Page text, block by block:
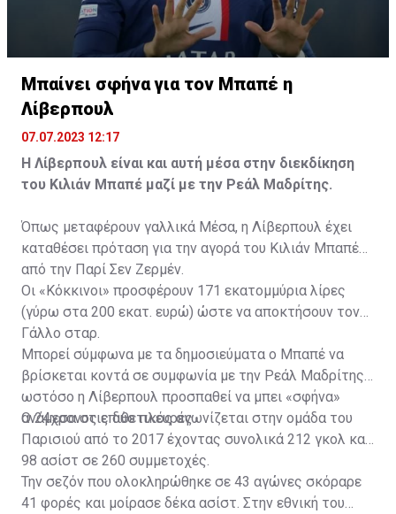
Τα προηγούμενα τρία χρόνια, ο 22χρονος
Ουρουγουανός χαφ αγωνιζόταν στην Σπόρτινγκ
Λισαβόνας με την οποία κατέγραψε 85 συμμετοχές με
ένα γκολ και τρεις ασίστ.
Μπαίνει σφήνα για τον Μπαπέ η
Λίβερπουλ
07.07.2023 12:17
Η Λίβερπουλ είναι και αυτή μέσα στην διεκδίκηση
του Κιλιάν Μπαπέ μαζί με την Ρεάλ Μαδρίτης.
Όπως μεταφέρουν γαλλικά Μέσα, η Λίβερπουλ έχει
καταθέσει πρόταση για την αγορά του Κιλιάν Μπαπέ
από την Παρί Σεν Ζερμέν.
Οι «Κόκκινοι» προσφέρουν 171 εκατομμύρια λίρες
(γύρω στα 200 εκατ. ευρώ) ώστε να αποκτήσουν τον
Γάλλο σταρ.
Μπορεί σύμφωνα με τα δημοσιεύματα ο Μπαπέ να
βρίσκεται κοντά σε συμφωνία με την Ρεάλ Μαδρίτης
ωστόσο η Λίβερπουλ προσπαθεί να μπει «σφήνα»
ανάμεσα στις δύο πλευρές.
Ο 24χρονος επιθετικός αγωνίζεται στην ομάδα του
Παρισιού από το 2017 έχοντας συνολικά 212 γκολ και
98 ασίστ σε 260 συμμετοχές.
Την σεζόν που ολοκληρώθηκε σε 43 αγώνες σκόραρε
41 φορές και μοίρασε δέκα ασίστ. Στην εθνική του